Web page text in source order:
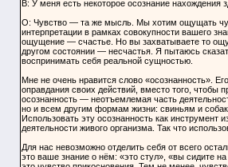
В: У меня есть некоторое осознание нахождения
О: Чувство — та же мысль. Мы хотим ощущать
интерпретации в рамках совокупности вашего
ощущение — счастье. Но вы захватываете то
другом состоянии — несчастья. Я пытаюсь
воспринимать себя реальной сущностью.
Мне не очень нравится слово «осознанность».
оправдания своих действий, вместо того, чтобы
осознанность — неотъемлемая часть
но и всем другим формам жизни: свиньям и
Использовать эту осознанность как
деятельности живого организма. Так что
Для нас невозможно отделить себя от всего
это ваше знание о нём: «это стул», «вы сидите